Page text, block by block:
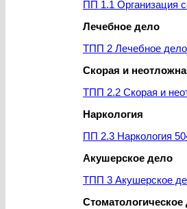
ПП 1.1 Организация
Лечебное дело
ТПП 2 Лечебное
Скорая и
ТПП 2.2 Скорая и
Наркология
ПП 2.3 Наркология
Акушерское дело
ТПП 3 Акушерское
Стоматологическое